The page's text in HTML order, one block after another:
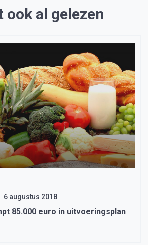
ook al gelezen
6 augustus 2018
85.000 euro in uitvoeringsplan